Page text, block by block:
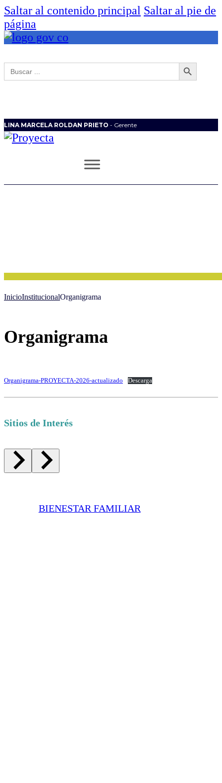
Saltar al contenido principal Saltar al pie de
página
Buscar: Botón de búsqueda
LINA MARCELA ROLDAN PRIETO - Gerente
InicioInstitucionalOrganigrama
Organigrama
Organigrama-PROYECTA-2026-actualizado Descarga
Sitios de Interés
BIENESTAR FAMILIAR